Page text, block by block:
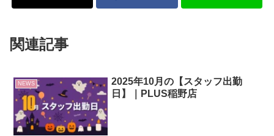
関連記事
NEWS
2025年10月の【スタッフ出勤
日】｜PLUS稲野店